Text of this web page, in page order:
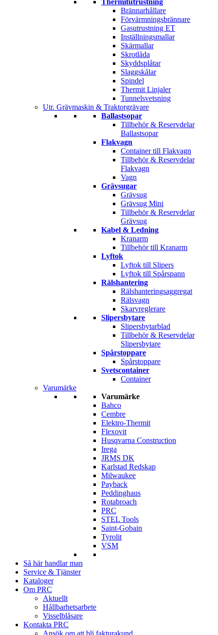
Brännarhållare
Förvärmningsbrännare
Gasutrustning ET
Inställningsmallar
Skärmallar
Skrotlåda
Skyddsplåtar
Slaggskålar
Spindel
Thermit Linjaler
Tunnelsvetsning
Utr. Grävmaskin & Traktorgrävare
Ballastsopar
Tillbehör & Reservdelar
Ballastsopar
Flakvagn
Container till Flakvagn
Tillbehör & Reservdelar
Flakvagn
Vagn
Grävsugar
Grävsug
Grävsug Mini
Tillbehör & Reservdelar
Grävsug
Kabel & Ledning
Kranarm
Tillbehör till Kranarm
Lyftok
Lyftok till Slipers
Lyftok till Spårspann
Rälshantering
Rälshanteringsaggregat
Rälsvagn
Skarvreglerare
Slipersbytare
Slipersbytarblad
Tillbehör & Reservdelar
Slipersbytare
Spårstoppare
Spårstoppare
Svetscontainer
Container
Varumärke
Varumärke
Bahco
Cembre
Elektro-Thermit
Flexovit
Husqvarna Construction
Irega
JRMS DK
Karlstad Redskap
Milwaukee
Payback
Peddinghaus
Rotabroach
PRC
STEL Tools
Saint-Gobain
Tyrolit
VSM
Så här handlar man
Service & Tjänster
Kataloger
Om PRC
Aktuellt
Hållbarhetsarbete
Visselblåsare
Kontakta PRC
Ansök om att bli fakturakund